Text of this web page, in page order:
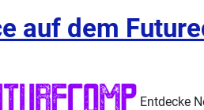
auf dem
Entdecke